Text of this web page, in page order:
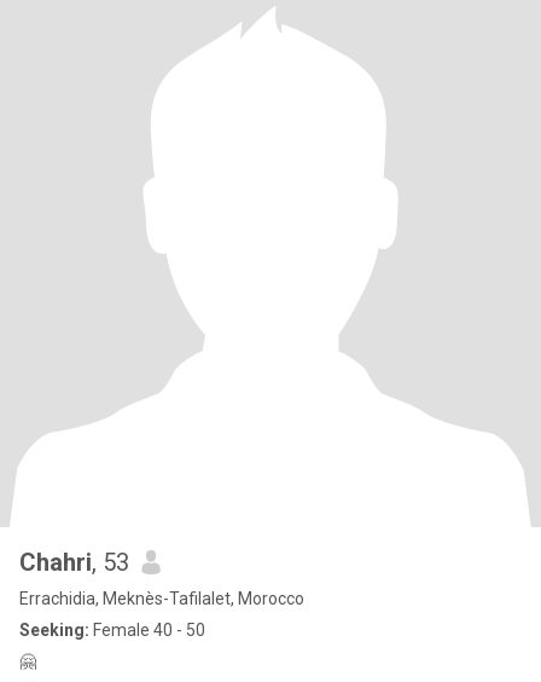
Chahri, 53
Errachidia, Meknès-Tafilalet, Morocco
Seeking: Female 40 - 50
🤗